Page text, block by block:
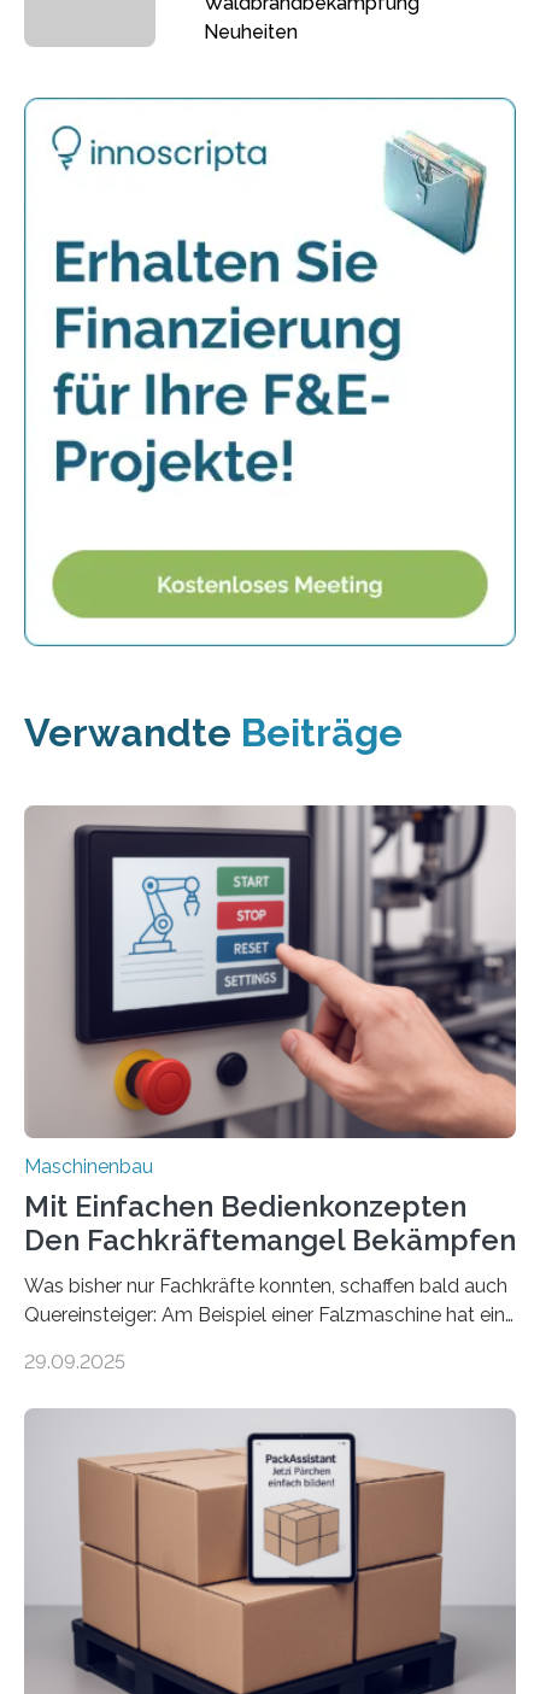
Neuheiten
Verwandte Beiträge
Maschinenbau
Mit Einfachen Bedienkonzepten
Den Fachkräftemangel Bekämpfen
Was bisher nur Fachkräfte konnten, schaffen bald auch
Quereinsteiger: Am Beispiel einer Falzmaschine hat ein
Mensch-Maschine-Schnittstelle so sehr vereinfacht,
Die zugrunde liegende Methodik lässt sich auf alle
anderen Maschinen übertragen. Eine Falzmaschine
umzurüsten ist ein Job für echte Profis. Eine solche
Maschine faltet in Druckereien Broschüren, Prospekte,
Landkarten und vieles mehr – mehrere Zehntausend
Exemplare pro Stunde. Je nach Maschinentyp und
Auftrag kann das Umrüsten…
29.09.2025